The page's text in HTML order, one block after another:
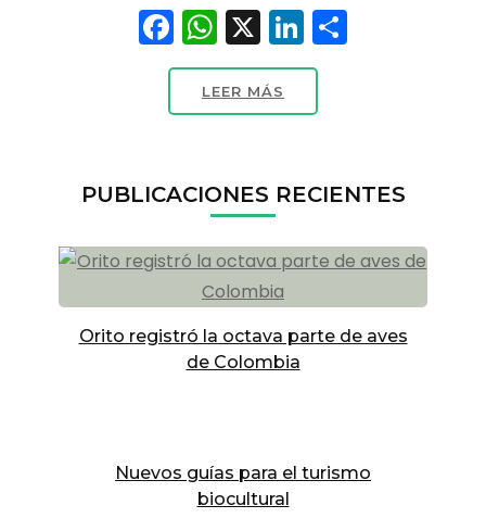
Facebook
WhatsApp
X LinkedIn
LEER MÁS
PUBLICACIONES RECIENTES
Orito registró la octava parte de aves
de Colombia
Nuevos guías para el turismo
biocultural